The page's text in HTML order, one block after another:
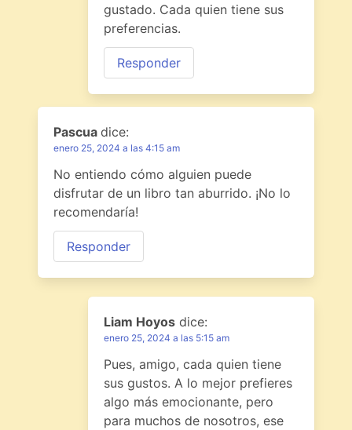
gustado. Cada quien tiene sus
preferencias.
Responder
Pascua dice:
enero 25, 2024 a las 4:15 am
No entiendo cómo alguien puede
disfrutar de un libro tan aburrido. ¡No lo
recomendaría!
Responder
Liam Hoyos dice:
enero 25, 2024 a las 5:15 am
Pues, amigo, cada quien tiene
sus gustos. A lo mejor prefieres
algo más emocionante, pero
para muchos de nosotros, ese